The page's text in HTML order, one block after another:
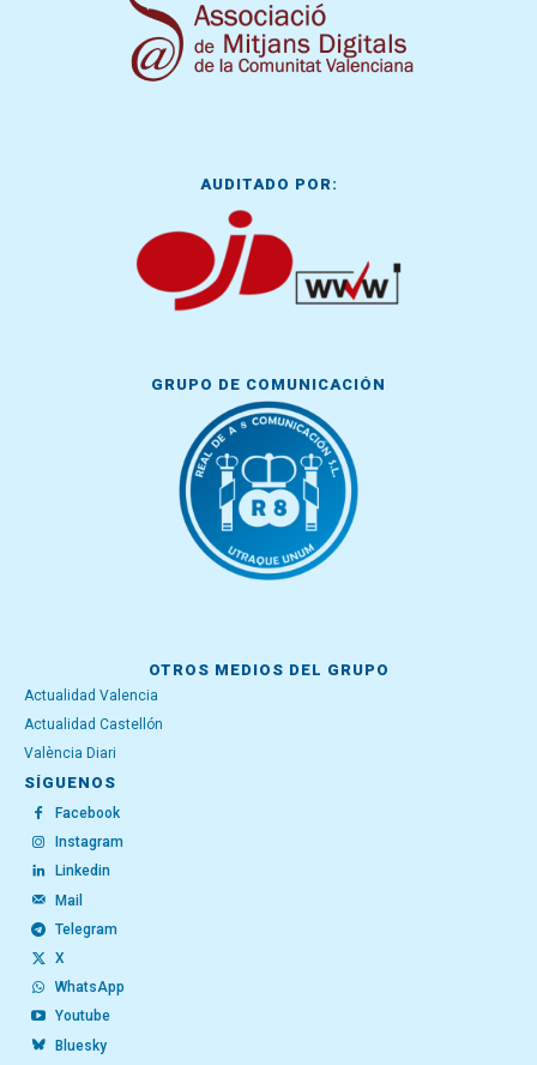
AUDITADO POR:
GRUPO DE COMUNICACIÓN
OTROS MEDIOS DEL GRUPO
Actualidad Valencia
Actualidad Castellón
València Diari
SÍGUENOS
Facebook
Instagram
Linkedin
Mail
Telegram
X
WhatsApp
Youtube
Bluesky